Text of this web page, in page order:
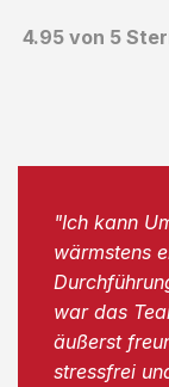
4.95 von 5
"Ich kann
wärmstens
war das
äußerst
stressfrei